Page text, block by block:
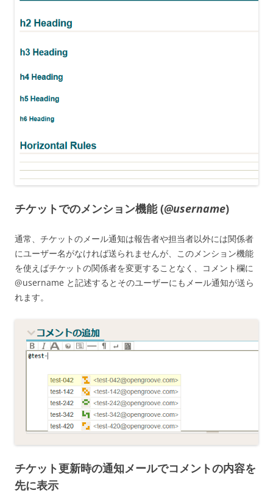
チケットでのメンション機能 (@username)
通常、チケットのメール通知は報告者や担当者以外には関係者
にユーザー名がなければ送られませんが、このメンション機能
を使えばチケットの関係者を変更することなく、コメント欄に
@username と記述するとそのユーザーにもメール通知が送ら
れます。
チケット更新時の通知メールでコメントの内容を
先に表示